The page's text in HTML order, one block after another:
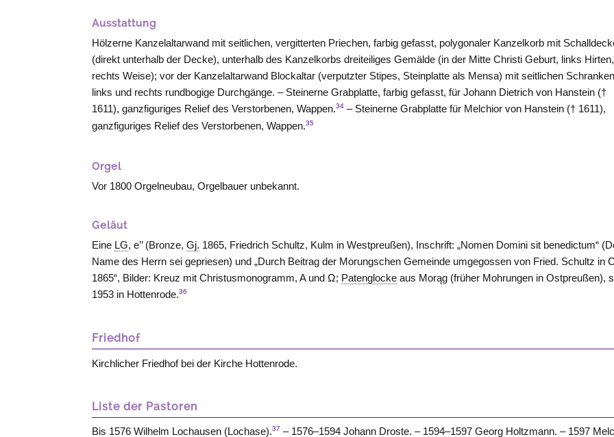
Ausstattung
Hölzerne Kanzelaltarwand mit seitlichen, vergitterten Priechen, farbig gefasst, polygonaler Kanzelkorb mit
(direkt unterhalb der Decke), unterhalb des Kanzelkorbs dreiteiliges Gemälde (in der Mitte Christi Geburt, links Hirten,
rechts Weise); vor der Kanzelaltarwand Blockaltar (verputzter Stipes, Steinplatte als Mensa) mit seitlichen
links und rechts rundbogige Durchgänge. – Steinerne Grabplatte, farbig gefasst, für Johann Dietrich von Hanstein (†
1611), ganzfiguriges Relief des Verstorbenen, Wappen.34 – Steinerne Grabplatte für Melchior von Hanstein († 1611),
ganzfiguriges Relief des Verstorbenen, Wappen.35
Orgel
Vor 1800 Orgelneubau, Orgelbauer unbekannt.
Geläut
Eine LG, e’’ (Bronze,Gj. 1865, Friedrich Schultz, Kulm in Westpreußen), Inschrift: „Nomen Domini sit benedictum“
Name des Herrn sei gepriesen) und „Durch Beitrag der Morungschen Gemeinde umgegossen von Fried. Schultz in
1865“, Bilder: Kreuz mit Christusmonogramm, A und Ω; Patenglocke aus Morąg (früher Mohrungen in Ostpreußen),
1953 in Hottenrode.36
Friedhof
Kirchlicher Friedhof bei der Kirche Hottenrode.
Liste der Pastoren
Bis 1576 Wilhelm Lochausen (Lochase).37 – 1576–1594 Johann Droste. – 1594–1597 Georg Holtzmann. – 1597